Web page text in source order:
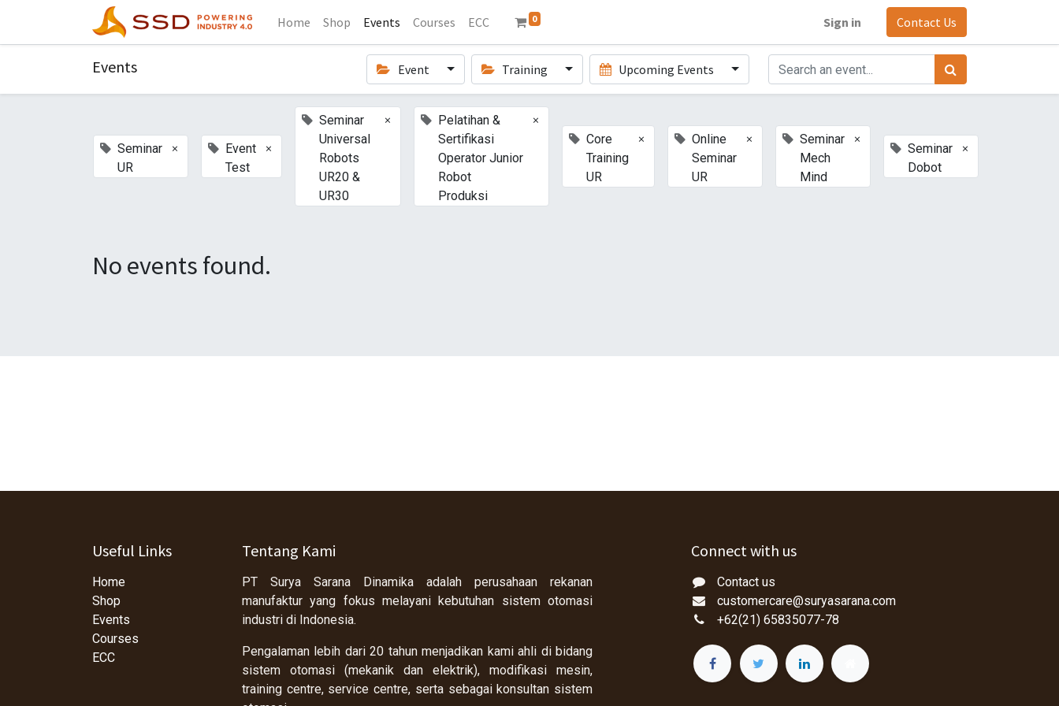
Home Shop Events Courses ECC 0 Sign in Contact Us
Events Event Training Upcoming Events
Seminar
UR
×
Event
Test
×
Seminar
Universal
Robots
UR20 &
UR30
×
Pelatihan &
Sertifikasi
Operator Junior
Robot
Produksi
×
Core
Training
UR
×
Online
Seminar
UR
×
Seminar
Mech
Mind
×
Seminar
Dobot
×
No events found.
Useful Links
Home
Shop
Events
Courses
ECC
Tentang Kami
PT Surya Sarana Dinamika adalah perusahaan rekanan
manufaktur yang fokus melayani kebutuhan sistem otomasi
industri di Indonesia.
Pengalaman lebih dari 20 tahun menjadikan kami ahli di bidang
sistem otomasi (mekanik dan elektrik), modifikasi mesin,
training centre, service centre, serta sebagai konsultan sistem
Connect with us
Contact us
customercare@suryasarana.com
+62(21) 65835077-78